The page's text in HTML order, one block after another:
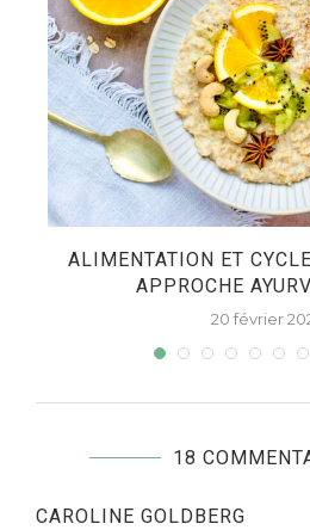
ALIMENTATION ET
APPROCHE
20 février
18
CAROLINE GOLDBERG